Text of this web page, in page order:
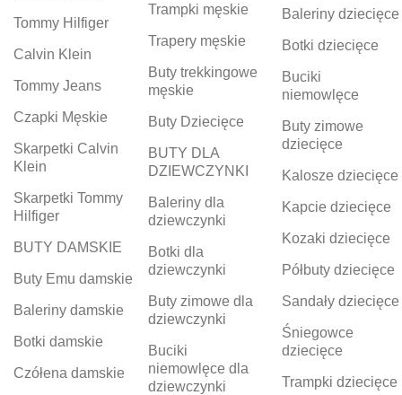
Tommy Hilfiger
Calvin Klein
Tommy Jeans
Czapki Męskie
Skarpetki Calvin
Klein
Skarpetki Tommy
Hilfiger
BUTY DAMSKIE
Buty Emu damskie
Baleriny damskie
Botki damskie
Czółena damskie
Trampki męskie
Trapery męskie
Buty trekkingowe
męskie
Buty Dziecięce
BUTY DLA
DZIEWCZYNKI
Baleriny dla
dziewczynki
Botki dla
dziewczynki
Buty zimowe dla
dziewczynki
Buciki
niemowlęce dla
dziewczynki
Baleriny dziecięce
Botki dziecięce
Buciki
niemowlęce
Buty zimowe
dziecięce
Kalosze dziecięce
Kapcie dziecięce
Kozaki dziecięce
Półbuty dziecięce
Sandały dziecięce
Śniegowce
dziecięce
Trampki dziecięce